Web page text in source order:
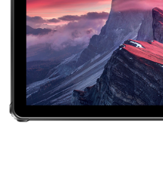
Deshidratoare
Blender
Aparate de Cafea
Aspiratoare Verticale
Friteuze Aer Cald / Air Fryer
Mașini de Spălat
Mașini de Spălat Vase